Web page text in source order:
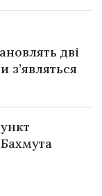
дві
з’являться